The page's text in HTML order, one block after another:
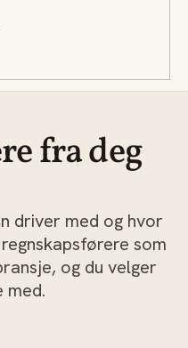
fra deg
driver med og hvor
som
og du velger
med.